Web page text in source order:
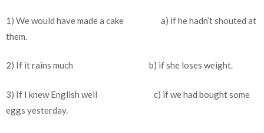
1) We would have made a cake a) if he hadn’t shouted at
them.
2) If it rains much b) if she loses weight.
3) If I knew English well c) if we had bought some
eggs yesterday.